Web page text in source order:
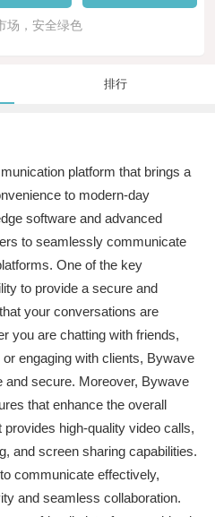
场，安全绿色
排行
platform that brings a
to modern-day
software and advanced
to seamlessly communicate
One of the key
to provide a secure and
your conversations are
you are chatting with friends,
engaging with clients, Bywave
and secure. Moreover, Bywave
that enhance the overall
high-quality video calls,
and screen sharing capabilities.
communicate effectively,
and seamless collaboration.